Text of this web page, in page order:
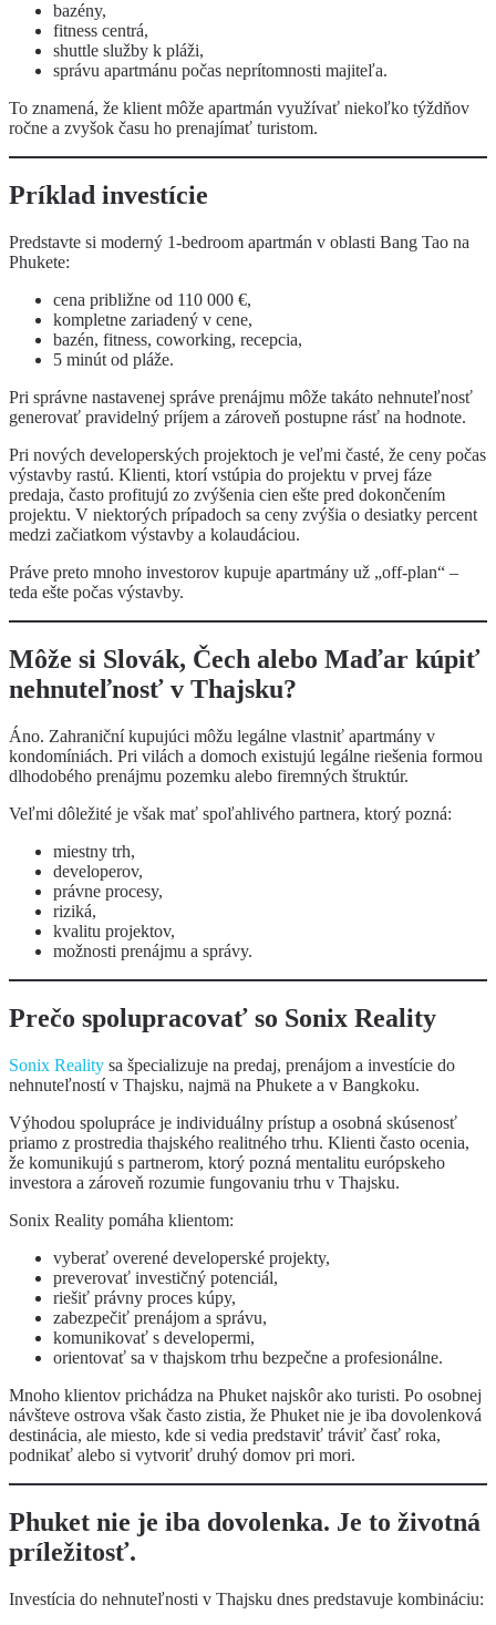
bazény,
fitness centrá,
shuttle služby k pláži,
správu apartmánu počas neprítomnosti majiteľa.
To znamená, že klient môže apartmán využívať niekoľko týždňov
ročne a zvyšok času ho prenajímať turistom.
Príklad investície
Predstavte si moderný 1-bedroom apartmán v oblasti Bang Tao na
Phukete:
cena približne od 110 000 €,
kompletne zariadený v cene,
bazén, fitness, coworking, recepcia,
5 minút od pláže.
Pri správne nastavenej správe prenájmu môže takáto nehnuteľnosť
generovať pravidelný príjem a zároveň postupne rásť na hodnote.
Pri nových developerských projektoch je veľmi časté, že ceny počas
výstavby rastú. Klienti, ktorí vstúpia do projektu v prvej fáze
predaja, často profitujú zo zvýšenia cien ešte pred dokončením
projektu. V niektorých prípadoch sa ceny zvýšia o desiatky percent
medzi začiatkom výstavby a kolaudáciou.
Práve preto mnoho investorov kupuje apartmány už „off-plan“ –
teda ešte počas výstavby.
Môže si Slovák, Čech alebo Maďar kúpiť
nehnuteľnosť v Thajsku?
Áno. Zahraniční kupujúci môžu legálne vlastniť apartmány v
kondomíniách. Pri vilách a domoch existujú legálne riešenia formou
dlhodobého prenájmu pozemku alebo firemných štruktúr.
Veľmi dôležité je však mať spoľahlivého partnera, ktorý pozná:
miestny trh,
developerov,
právne procesy,
riziká,
kvalitu projektov,
možnosti prenájmu a správy.
Prečo spolupracovať so Sonix Reality
Sonix Reality sa špecializuje na predaj, prenájom a investície do
nehnuteľností v Thajsku, najmä na Phukete a v Bangkoku.
Výhodou spolupráce je individuálny prístup a osobná skúsenosť
priamo z prostredia thajského realitného trhu. Klienti často ocenia,
že komunikujú s partnerom, ktorý pozná mentalitu európskeho
investora a zároveň rozumie fungovaniu trhu v Thajsku.
Sonix Reality pomáha klientom:
vyberať overené developerské projekty,
preverovať investičný potenciál,
riešiť právny proces kúpy,
zabezpečiť prenájom a správu,
komunikovať s developermi,
orientovať sa v thajskom trhu bezpečne a profesionálne.
Mnoho klientov prichádza na Phuket najskôr ako turisti. Po osobnej
návšteve ostrova však často zistia, že Phuket nie je iba dovolenková
destinácia, ale miesto, kde si vedia predstaviť tráviť časť roka,
podnikať alebo si vytvoriť druhý domov pri mori.
Phuket nie je iba dovolenka. Je to životná
príležitosť.
Investícia do nehnuteľnosti v Thajsku dnes predstavuje kombináciu: